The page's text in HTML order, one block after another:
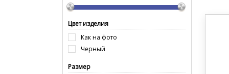
Цвет изделия
Как на фото
Черный
Размер